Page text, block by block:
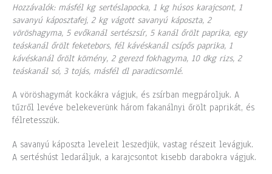
Hozzávalók: másfél kg sertéslapocka, 1 kg húsos karajcsont, 1
savanyú káposztafej, 2 kg vágott savanyú káposzta, 2
vöröshagyma, 5 evőkanál sertészsír, 5 kanál őrölt paprika, egy
teáskanál őrölt feketebors, fél kávéskanál csípős paprika, 1
kávéskanál őrölt kömény, 2 gerezd fokhagyma, 10 dkg rizs, 2
teáskanál só, 3 tojás, másfél dl paradicsomlé.
A vöröshagymát kockákra vágjuk, és zsírban megpároljuk. A
tűzről levéve belekeverünk három fakanálnyi őrölt paprikát, és
félretesszük.
A savanyú káposzta leveleit leszedjük, vastag részeit levágjuk.
A sertéshúst ledaráljuk, a karajcsontot kisebb darabokra vágjuk.